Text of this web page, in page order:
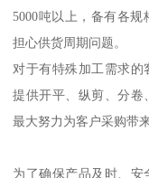
5000吨以上，备有各
担心供货周期问题。
对于有特殊加工需求
提供开平、纵剪、分卷
最大努力为客户采购带
为了确保产品及时、安